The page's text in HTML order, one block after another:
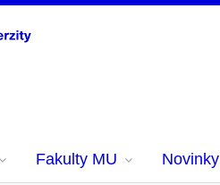
Fakulty MU Novinky